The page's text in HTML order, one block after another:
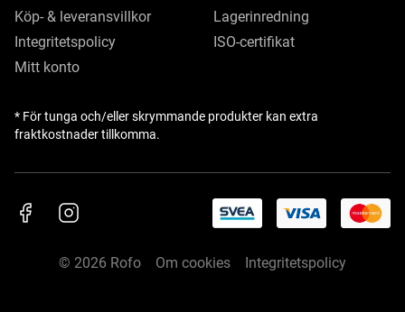
Köp- & leveransvillkor
Integritetspolicy
Mitt konto
Lagerinredning
ISO-certifikat
* För tunga och/eller skrymmande produkter kan extra
fraktkostnader tillkomma.
© 2026 Rofo Om cookies Integritetspolicy